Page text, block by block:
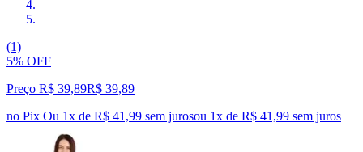
(1)
5% OFF
Preço R$ 39,89R$ 39,89
no Pix Ou 1x de R$ 41,99 sem jurosou 1x de R$ 41,99 sem juros